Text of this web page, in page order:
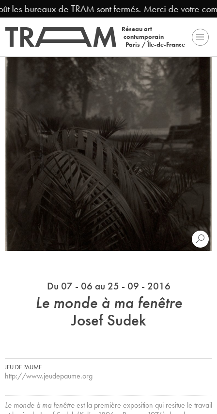
bureaux de TRAM sont fermés. Merci de votre
Réseau art
contemporain
Paris / Île-de-France
Du 07 - 06 au 25 - 09 - 2016
Le monde à ma fenêtre
Josef Sudek
JEU DE PAUME
http://www.jeudepaume.org
Le monde à ma fenêtreest la première exposition qui resitue le travail